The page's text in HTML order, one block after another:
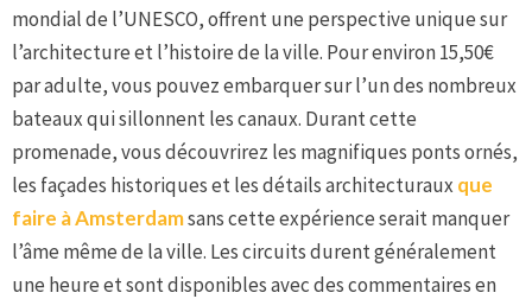
mondial de l’UNESCO, offrent une perspective unique sur
l’architecture et l’histoire de la ville. Pour environ 15,50€
par adulte, vous pouvez embarquer sur l’un des nombreux
bateaux qui sillonnent les canaux. Durant cette
promenade, vous découvrirez les magnifiques ponts ornés,
les façades historiques et les détails architecturaux que
faire à Amsterdamsans cette expérience serait manquer
l’âme même de la ville. Les circuits durent généralement
une heure et sont disponibles avec des commentaires en